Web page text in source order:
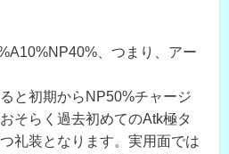
、つまり、アー
と初期からNP50%チャージ
そらく過去初めてのAtk極タ
礼装となります。実用面では